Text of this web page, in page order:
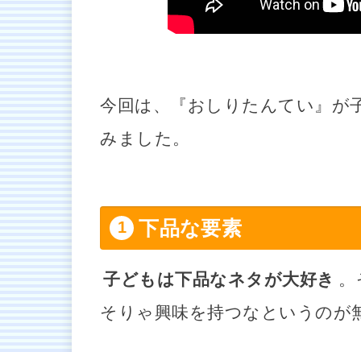
今回は、『おしりたんてい』が
みました。
下品な要素
子どもは下品なネタが大好き
そりゃ興味を持つなというのが